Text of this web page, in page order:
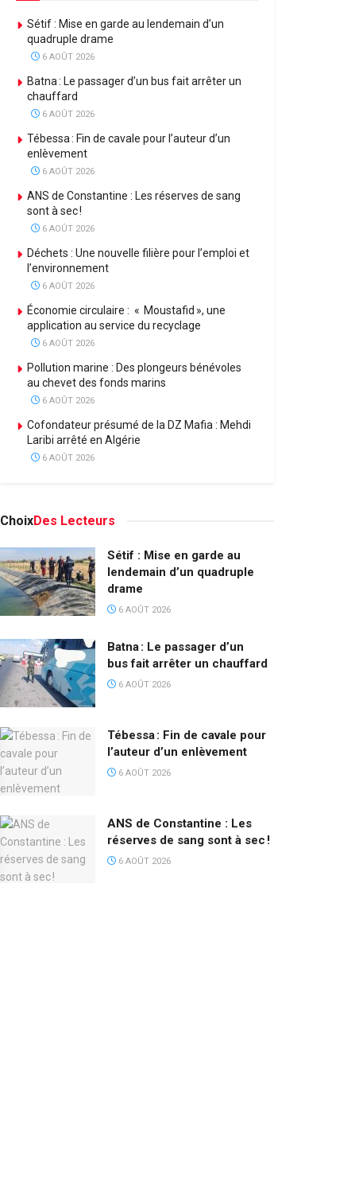
Sétif : Mise en garde au lendemain d’un
quadruple drame
6 AOÛT 2026
Batna : Le passager d’un bus fait arrêter un
chauffard
6 AOÛT 2026
Tébessa : Fin de cavale pour l’auteur d’un
enlèvement
6 AOÛT 2026
ANS de Constantine : Les réserves de sang
sont à sec !
6 AOÛT 2026
Déchets : Une nouvelle filière pour l’emploi et
l’environnement
6 AOÛT 2026
Économie circulaire : « Moustafid », une
application au service du recyclage
6 AOÛT 2026
Pollution marine : Des plongeurs bénévoles
au chevet des fonds marins
6 AOÛT 2026
Cofondateur présumé de la DZ Mafia : Mehdi
Laribi arrêté en Algérie
6 AOÛT 2026
ChoixDes Lecteurs
Sétif : Mise en garde au
lendemain d’un quadruple
drame
6 AOÛT 2026
Batna : Le passager d’un
bus fait arrêter un chauffard
6 AOÛT 2026
Tébessa : Fin de cavale pour
l’auteur d’un enlèvement
6 AOÛT 2026
ANS de Constantine : Les
réserves de sang sont à sec !
6 AOÛT 2026